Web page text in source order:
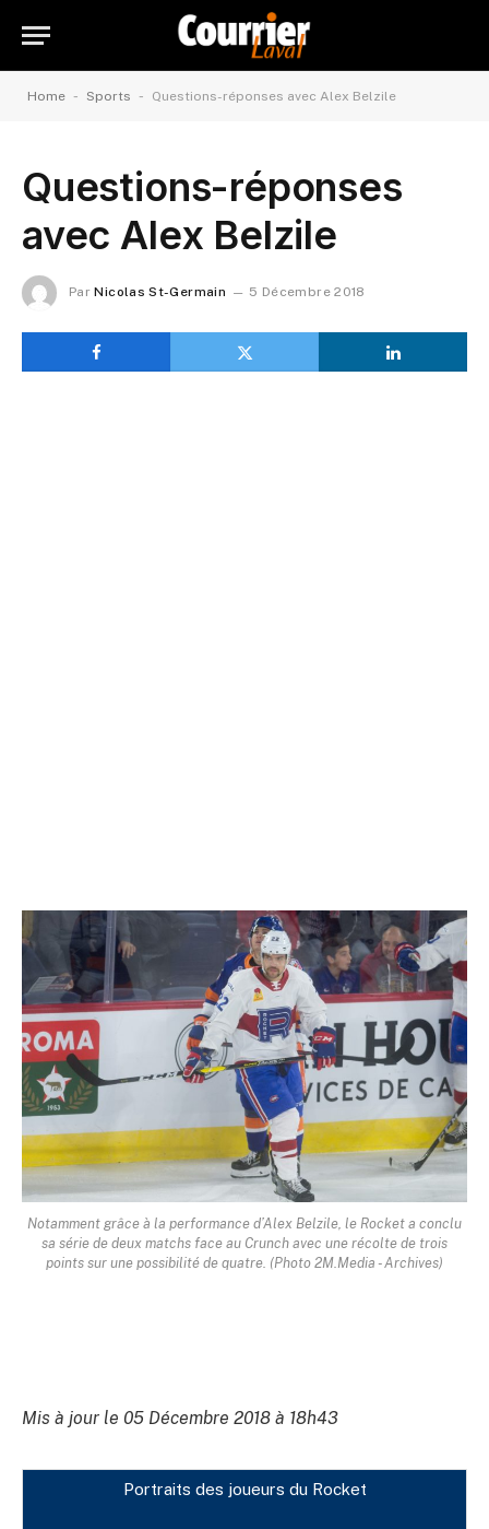
Home - Sports - Questions-réponses avec Alex Belzile
Questions-réponses
avec Alex Belzile
Par Nicolas St-Germain 5 Décembre 2018
Notamment grâce à la performance d’Alex Belzile, le Rocket a conclu
sa série de deux matchs face au Crunch avec une récolte de trois
points sur une possibilité de quatre. (Photo 2M.Media - Archives)
Mis à jour le 05 Décembre 2018 à 18h43
Portraits des joueurs du Rocket